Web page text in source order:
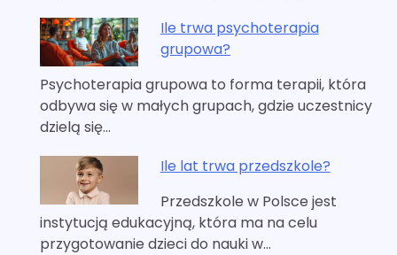
Ile trwa psychoterapia
grupowa?
Psychoterapia grupowa to forma terapii, która
odbywa się w małych grupach, gdzie uczestnicy
dzielą się…
Ile lat trwa przedszkole?
Przedszkole w Polsce jest
instytucją edukacyjną, która ma na celu
przygotowanie dzieci do nauki w…